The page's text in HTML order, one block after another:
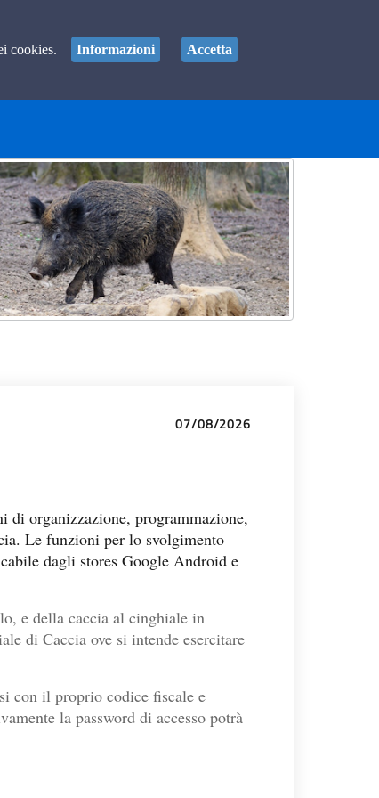
Accedi
07/08/2026
organizzazione, programmazione,
Le funzioni per lo svolgimento
dagli stores Google Android e
e della caccia al cinghiale in
di Caccia ove si intende esercitare
con il proprio codice fiscale e
la password di accesso potrà
cookies. Informazioni Accetta